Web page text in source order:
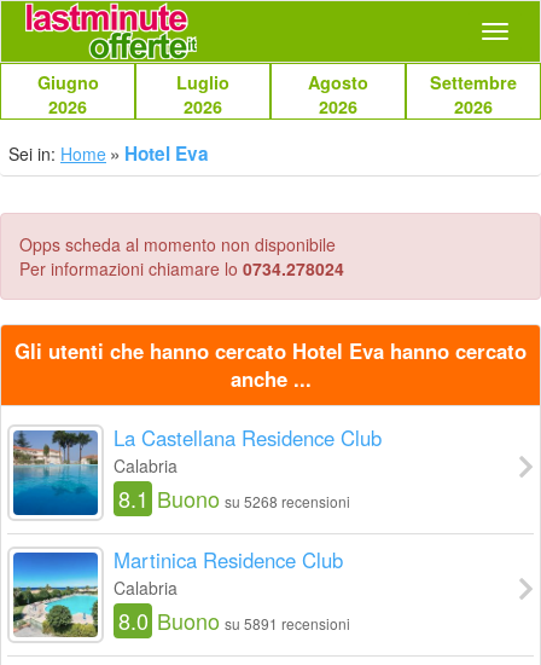
Giugno
2026
Luglio
2026
Agosto
2026
Settembre
2026
Sei in: Home Hotel Eva
Opps scheda al momento non disponibile
Per informazioni chiamare lo 0734.278024
Gli utenti che hanno cercato Hotel Eva hanno cercato
anche ...
La Castellana Residence Club
Calabria
8.1 Buono su 5268 recensioni
Martinica Residence Club
Calabria
8.0 Buono su 5891 recensioni